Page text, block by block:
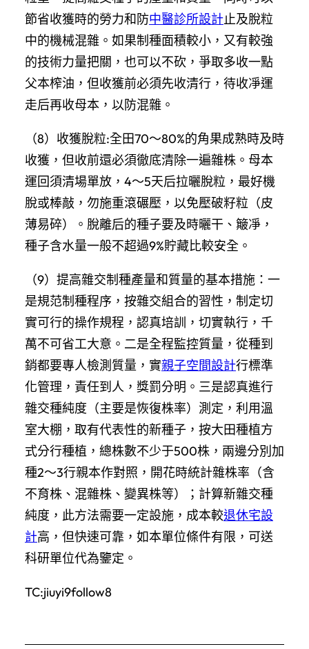
節省收獲時的勞力和防中醫診所設計止及脫粒
中的機械混雜。如果制種面積較小，又有較強
的技術力量把關，也可以不砍，爭取多收一點
父本榨油，但收獲前必須先收清行，待收凈運
走后再收母本，以防混雜。
（8）收獲脫粒:全田70～80%的角果成熟時及時
收獲，但收前還必須徹底清除一遍雜株。母本
運回須清場單放，4～5天后拉曬脫粒，最好機
脫或棒敲，勿施重滾碾壓，以免壓破籽粒（皮
薄易碎）。脫離后的種子要及時曬干、簸凈，
種子含水量一般不超過9%貯藏比較安全。
（9）提高雜交制種產量和質量的基本措施：一
是規范制種程序，按雜交組合的習性，制定切
實可行的操作規程，認真培訓，切實執行，千
萬不可省工大意。二是全程監控質量，從種到
銷都要專人檢測質量，實親子空間設計行標準
化管理，責任到人，獎罰分明。三是認真進行
雜交種純度（主要是恢復株率）測定，利用溫
室大棚，取有代表性的新種子，按大田種植方
式分行種植，總株數不少于500株，兩邊分別加
種2～3行親本作對照，開花時統計雜株率（含
不育株、混雜株、變異株等）；計算新雜交種
純度，此方法需要一定設施，成本較退休宅設
計高，但快速可靠，如本單位條件有限，可送
科研單位代為鑒定。
TC:jiuyi9follow8